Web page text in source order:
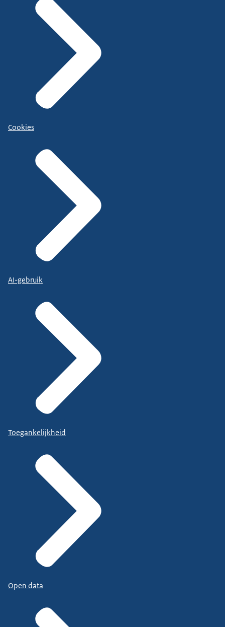
Cookies
AI-gebruik
Toegankelijkheid
Open data